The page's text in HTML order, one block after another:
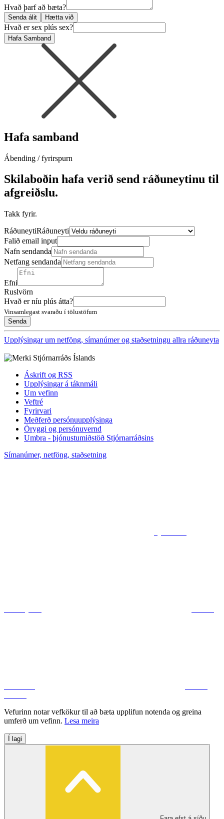
Hvað þarf að bæta?
Senda álit Hætta við
Hvað er sex plús sex?
Hafa Samband
Hafa samband
Ábending / fyrirspurn
Skilaboðin hafa verið send ráðuneytinu til
afgreiðslu.
Takk fyrir.
RáðuneytiRáðuneyti
Falið email input
Nafn sendanda
Netfang sendanda
Efni
Ruslvörn
Hvað er níu plús átta?
Vinsamlegast svaraðu í tölustöfum
Upplýsingar um netföng, símanúmer og staðsetningu allra ráðuneyta
Áskrift og RSS
Upplýsingar á táknmáli
Um vefinn
Veftré
Fyrirvari
Meðferð persónuupplýsinga
Öryggi og persónuvernd
Umbra - þjónustumiðstöð Stjórnarráðsins
Símanúmer, netföng, staðsetning
Vefurinn notar vefkökur til að bæta upplifun notenda og greina
umferð um vefinn. Lesa meira
Í lagi